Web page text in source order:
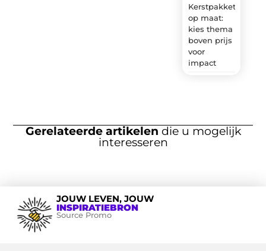
Kerstpakket
op maat:
kies thema
boven prijs
voor
impact
Gerelateerde artikelen die u mogelijk
interesseren
JOUW LEVEN, JOUW
INSPIRATIEBRON
Source Promo